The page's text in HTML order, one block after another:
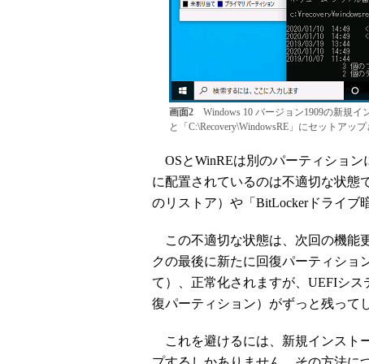
画面2Windows 10 バージョン1909の新規イ
と「C:\Recovery\WindowsRE」にセットアッ
OSとWinREは別のパーティション
に配置されているのは不適切な状態
のリストア）や「BitLockerドライブ
この不適切な状態は、次回の機能
クの最後に新たに回復パーティショ
て）、正常化されますが、UEFIシ
復パーティション）がずっと残って
これを避けるには、新規インスト